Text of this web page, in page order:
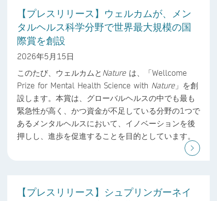
【プレスリリース】ウェルカムが、メン
タルヘルス科学分野で世界最大規模の国
際賞を創設
2026年5月15日
このたび、ウェルカムとNature は、「Wellcome
Prize for Mental Health Science with Nature」を創
設します。本賞は、グローバルヘルスの中でも最も
緊急性が高く、かつ資金が不足している分野の1つで
あるメンタルヘルスにおいて、イノベーションを後
押しし、進歩を促進することを目的としています。
【プレスリリース】シュプリンガーネイ